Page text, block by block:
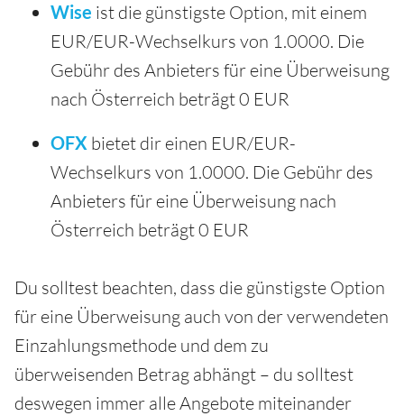
Wise ist die günstigste Option, mit einem
EUR/EUR-Wechselkurs von 1.0000. Die
Gebühr des Anbieters für eine Überweisung
nach Österreich beträgt 0 EUR
OFX bietet dir einen EUR/EUR-
Wechselkurs von 1.0000. Die Gebühr des
Anbieters für eine Überweisung nach
Österreich beträgt 0 EUR
Du solltest beachten, dass die günstigste Option
für eine Überweisung auch von der verwendeten
Einzahlungsmethode und dem zu
überweisenden Betrag abhängt – du solltest
deswegen immer alle Angebote miteinander